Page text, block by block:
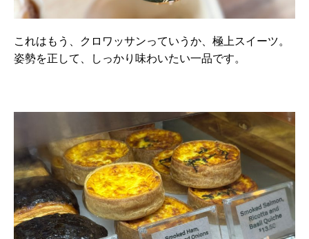
これはもう、クロワッサンっていうか、極上スイーツ。
姿勢を正して、しっかり味わいたい一品です。